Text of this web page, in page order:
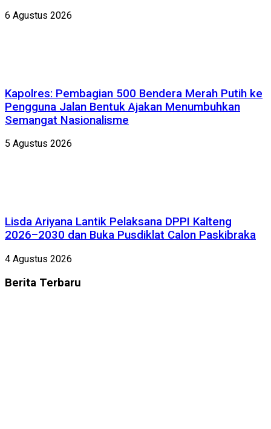
6 Agustus 2026
Kapolres: Pembagian 500 Bendera Merah Putih ke
Pengguna Jalan Bentuk Ajakan Menumbuhkan
Semangat Nasionalisme
5 Agustus 2026
Lisda Ariyana Lantik Pelaksana DPPI Kalteng
2026–2030 dan Buka Pusdiklat Calon Paskibraka
4 Agustus 2026
Berita Terbaru